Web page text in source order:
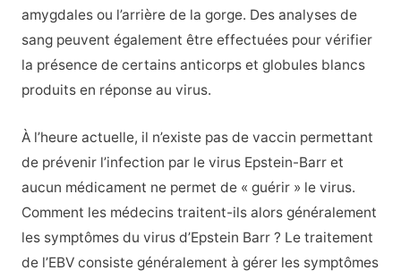
amygdales ou l’arrière de la gorge. Des analyses de
sang peuvent également être effectuées pour vérifier
la présence de certains anticorps et globules blancs
produits en réponse au virus.
À l’heure actuelle, il n’existe pas de vaccin permettant
de prévenir l’infection par le virus Epstein-Barr et
aucun médicament ne permet de « guérir » le virus.
Comment les médecins traitent-ils alors généralement
les symptômes du virus d’Epstein Barr ? Le traitement
de l’EBV consiste généralement à gérer les symptômes